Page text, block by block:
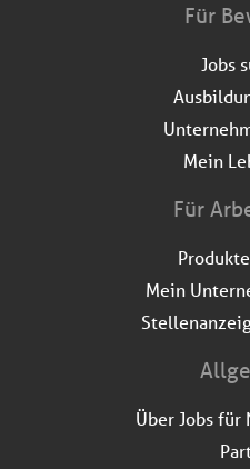
Für
Jobs
Mein
Für
Mein
Über Jobs für